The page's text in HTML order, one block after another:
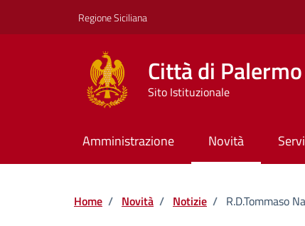
Regione Siciliana
Città di Palermo
Sito Istituzionale
Amministrazione Novità
Home / Novità / Notizie / R.D.Tommaso